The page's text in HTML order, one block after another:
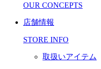
OUR CONCEPTS
店舗情報
STORE INFO
取扱いアイテム